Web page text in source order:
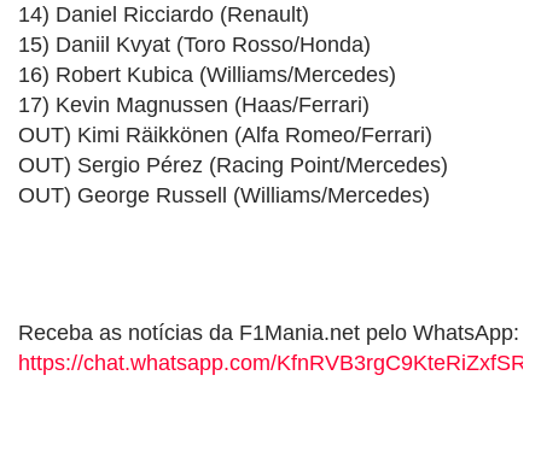
14) Daniel Ricciardo (Renault)
15) Daniil Kvyat (Toro Rosso/Honda)
16) Robert Kubica (Williams/Mercedes)
17) Kevin Magnussen (Haas/Ferrari)
OUT) Kimi Räikkönen (Alfa Romeo/Ferrari)
OUT) Sergio Pérez (Racing Point/Mercedes)
OUT) George Russell (Williams/Mercedes)
Receba as notícias da F1Mania.net pelo WhatsApp:
https://chat.whatsapp.com/KfnRVB3rgC9KteRiZxfSRY